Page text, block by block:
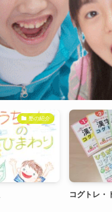
コグトレ